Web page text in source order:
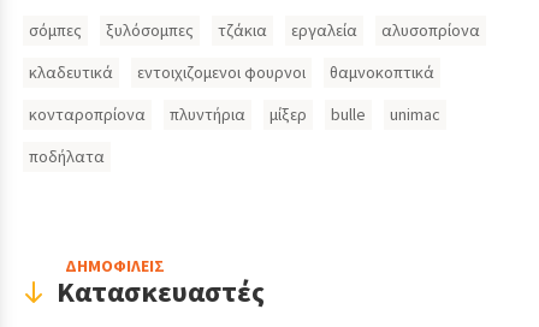
Search
Inputs
σόμπες ξυλόσομπες τζάκια εργαλεία
αλυσοπρίονα
κλαδευτικά
εντοιχιζομενοι φουρνοι
θαμνοκοπτικά
κονταροπρίονα
πλυντήρια μίξερ bulle
unimac
ποδήλατα
ΔΗΜΟΦΙΛΕΙΣ
Κατασκευαστές